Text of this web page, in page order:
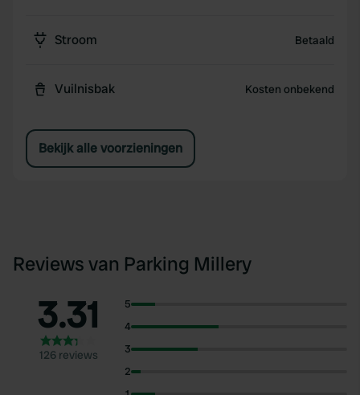
Stroom Betaald
Vuilnisbak Kosten onbekend
Bekijk alle voorzieningen
Reviews van Parking Millery
3.31
126 reviews
5
4
3
2